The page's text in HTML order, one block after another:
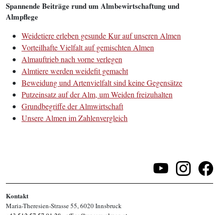
Spannende Beiträge rund um Almbewirtschaftung und
Almpflege
Weidetiere erleben gesunde Kur auf unseren Almen
Vorteilhafte Vielfaltauf gemischten Almen
Almauftrieb nach vorne verlegen
Almtiere werden weidefit gemacht
Beweidung und Artenvielfalt sind keine Gegensätze
Putzeinsatz auf der Alm, um Weiden freizuhalten
Grundbegriffe der Almwirtschaft
Unsere Almen im Zahlenvergleich
Kontakt
Maria-Theresien-Strasse 55, 6020 Innsbruck